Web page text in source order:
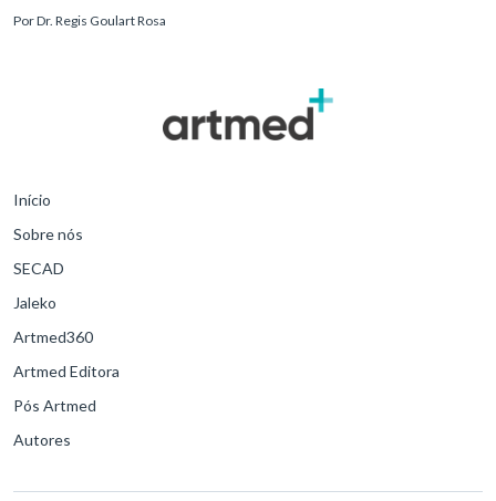
para o desfe
PorDr. Regis Goulart Rosa
Início
Sobre nós
SECAD
Jaleko
Artmed360
Artmed Editora
Pós Artmed
Autores